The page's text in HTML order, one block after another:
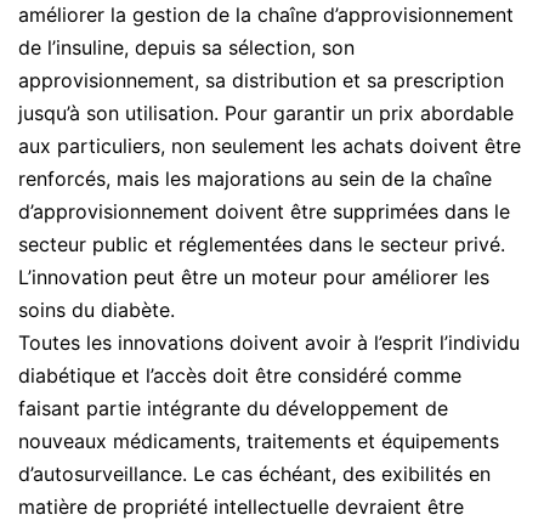
améliorer la gestion de la chaîne d’approvisionnement
de l’insuline, depuis sa sélection, son
approvisionnement, sa distribution et sa prescription
jusqu’à son utilisation. Pour garantir un prix abordable
aux particuliers, non seulement les achats doivent être
renforcés, mais les majorations au sein de la chaîne
d’approvisionnement doivent être supprimées dans le
secteur public et réglementées dans le secteur privé.
L’innovation peut être un moteur pour améliorer les
soins du diabète.
Toutes les innovations doivent avoir à l’esprit l’individu
diabétique et l’accès doit être considéré comme
faisant partie intégrante du développement de
nouveaux médicaments, traitements et équipements
d’autosurveillance. Le cas échéant, des exibilités en
matière de propriété intellectuelle devraient être